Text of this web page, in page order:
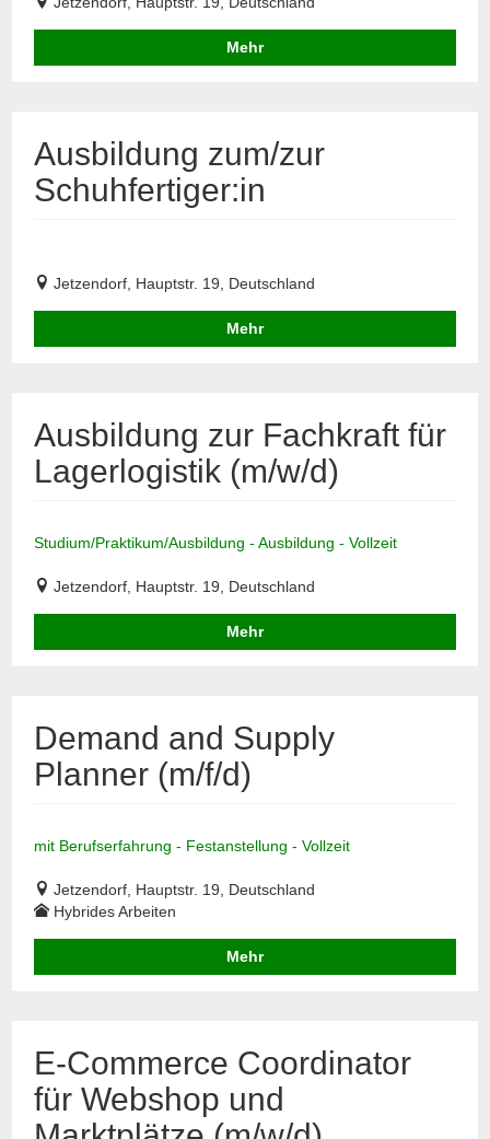
Mehr
Ausbildung zum/zur
Schuhfertiger:in
Jetzendorf, Hauptstr. 19, Deutschland
Mehr
Ausbildung zur Fachkraft für
Lagerlogistik (m/w/d)
Studium/Praktikum/Ausbildung - Ausbildung - Vollzeit
Jetzendorf, Hauptstr. 19, Deutschland
Mehr
Demand and Supply
Planner (m/f/d)
mit Berufserfahrung - Festanstellung - Vollzeit
Jetzendorf, Hauptstr. 19, Deutschland
Hybrides Arbeiten
Mehr
E-Commerce Coordinator
für Webshop und